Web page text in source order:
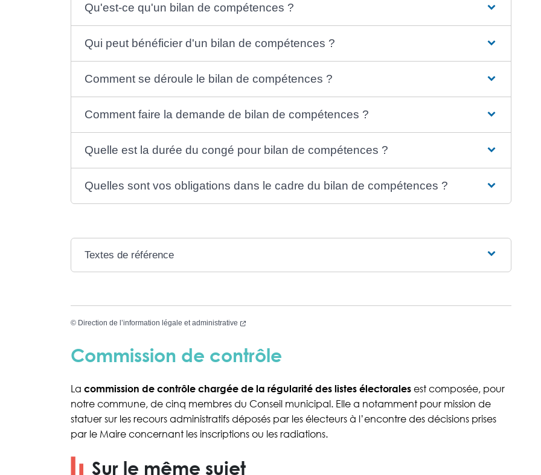
Qu'est-ce qu'un bilan de compétences ?
Qui peut bénéficier d'un bilan de compétences ?
Comment se déroule le bilan de compétences ?
Comment faire la demande de bilan de compétences ?
Quelle est la durée du congé pour bilan de compétences ?
Quelles sont vos obligations dans le cadre du bilan de compétences ?
Textes de référence
© Direction de l’information légale et administrative (nouvelle fenêtre)
Commission de contrôle
La commission de contrôle chargée de la régularité des listes électorales est composée, pour
notre commune, de cinq membres du Conseil municipal. Elle a notamment pour mission de
statuer sur les recours administratifs déposés par les électeurs à l’encontre des décisions prises
par le Maire concernant les inscriptions ou les radiations.
Sur le même sujet